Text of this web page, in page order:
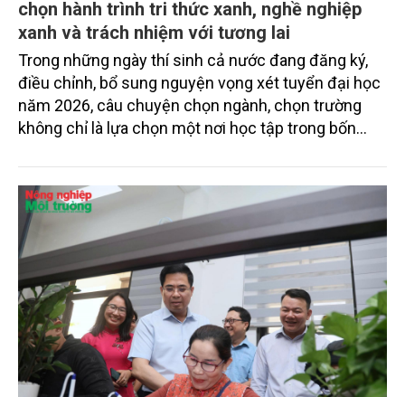
chọn hành trình tri thức xanh, nghề nghiệp
xanh và trách nhiệm với tương lai
Trong những ngày thí sinh cả nước đang đăng ký,
điều chỉnh, bổ sung nguyện vọng xét tuyển đại học
năm 2026, câu chuyện chọn ngành, chọn trường
không chỉ là lựa chọn một nơi học tập trong bốn
trị sống và cách người trẻ tham gia vào tương lai
phát triển của đất nước.